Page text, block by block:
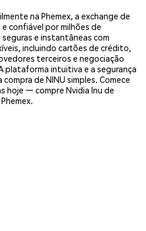
na Phemex, a exchange de
confiável por milhões de
e instantâneas com
incluindo cartões de crédito,
terceiros e negociação
plataforma intuitiva e a segurança
de NINU simples. Comece
hoje — compre Nvidia Inu de